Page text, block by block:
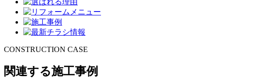
CONSTRUCTION CASE
関連する施工事例